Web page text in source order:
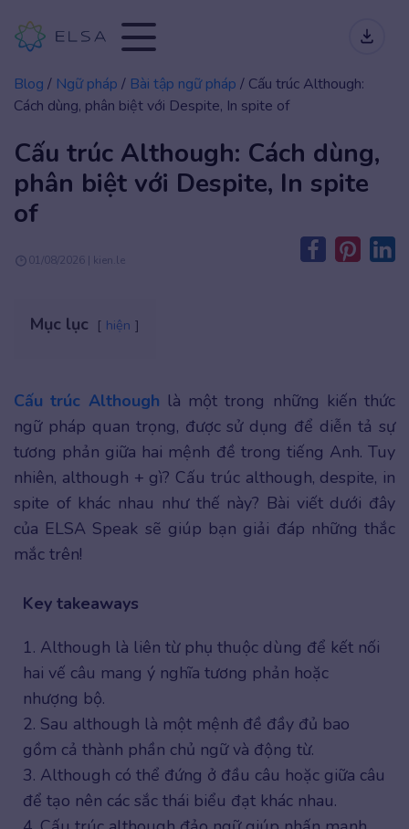
Blog / Ngữ pháp / Bài tập ngữ pháp / Cấu trúc Although:
Cách dùng, phân biệt với Despite, In spite of
Cấu trúc Although: Cách dùng,
phân biệt với Despite, In spite
of
01/08/2026 | kien.le
Mục lục hiện
Cấu trúc Although là một trong những kiến thức
ngữ pháp quan trọng, được sử dụng để diễn tả sự
tương phản giữa hai mệnh đề trong tiếng Anh. Tuy
nhiên, although + gì? Cấu trúc although, despite, in
spite of khác nhau như thế này? Bài viết dưới đây
của ELSA Speak sẽ giúp bạn giải đáp những thắc
mắc trên!
Key takeaways
1. Although là liên từ phụ thuộc dùng để kết nối
hai vế câu mang ý nghĩa tương phản hoặc
nhượng bộ.
2. Sau although là một mệnh đề đầy đủ bao
gồm cả thành phần chủ ngữ và động từ.
3. Although có thể đứng ở đầu câu hoặc giữa câu
để tạo nên các sắc thái biểu đạt khác nhau.